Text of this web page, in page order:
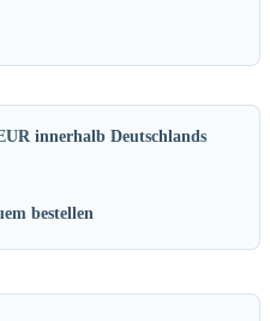
innerhalb Deutschlands
bestellen